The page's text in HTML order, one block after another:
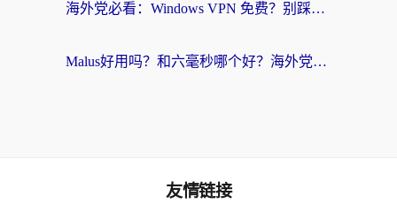
海外党必看：Windows VPN 免费？别踩坑！教你选对好用的国内加速器无缝回国
Malus好用吗？和六毫秒哪个好？海外党选回国加速器的避坑指南
友情链接